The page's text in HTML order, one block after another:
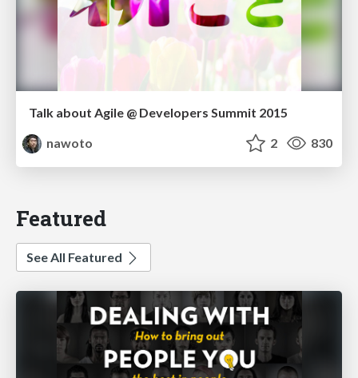
Talk about Agile @ Developers Summit 2015
nawoto
2 830
Featured
See All Featured